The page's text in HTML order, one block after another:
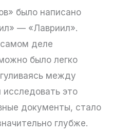
было написано
— «Лавриил».
самом деле
было легко
между
исследовать это
документы, стало
глубже.